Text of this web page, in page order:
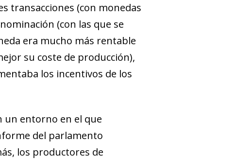
transacciones (con monedas
(con las que se
era mucho más rentable
su coste de producción),
los incentivos de los
un entorno en el que
del parlamento
los productores de